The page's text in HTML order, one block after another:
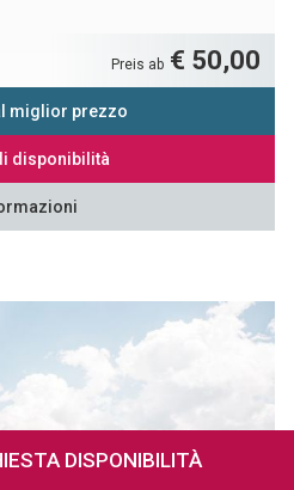
DISPONIBILITÀ
Preis ab € 50,00
miglior prezzo
disponibilità